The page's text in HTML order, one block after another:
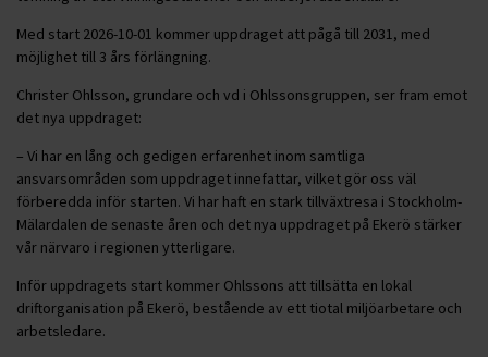
Med start 2026-10-01 kommer uppdraget att pågå till 2031, med
möjlighet till 3 års förlängning.
Christer Ohlsson, grundare och vd i Ohlssonsgruppen, ser fram emot
det nya uppdraget:
– Vi har en lång och gedigen erfarenhet inom samtliga
ansvarsområden som uppdraget innefattar, vilket gör oss väl
förberedda inför starten. Vi har haft en stark tillväxtresa i Stockholm-
Mälardalen de senaste åren och det nya uppdraget på Ekerö stärker
vår närvaro i regionen ytterligare.
Inför uppdragets start kommer Ohlssons att tillsätta en lokal
driftorganisation på Ekerö, bestående av ett tiotal miljöarbetare och
arbetsledare.